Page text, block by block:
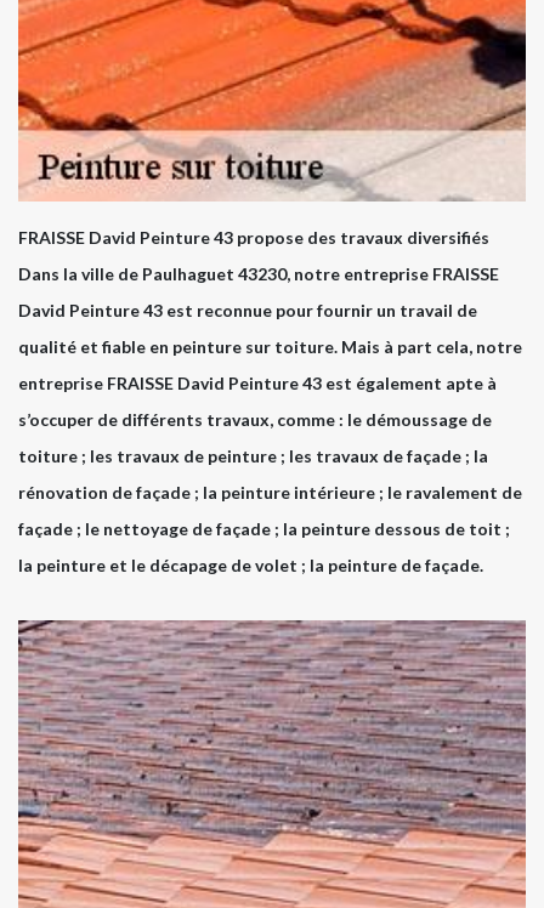
FRAISSE David Peinture 43 propose des travaux diversifiés
Dans la ville de Paulhaguet 43230, notre entreprise FRAISSE
David Peinture 43 est reconnue pour fournir un travail de
qualité et fiable en peinture sur toiture. Mais à part cela, notre
entreprise FRAISSE David Peinture 43 est également apte à
s’occuper de différents travaux, comme : le démoussage de
toiture ; les travaux de peinture ; les travaux de façade ; la
rénovation de façade ; la peinture intérieure ; le ravalement de
façade ; le nettoyage de façade ; la peinture dessous de toit ;
la peinture et le décapage de volet ; la peinture de façade.